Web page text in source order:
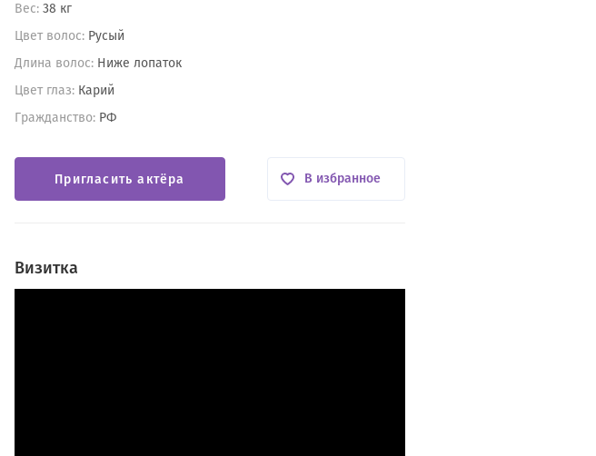
Вес: 38 кг
Цвет волос: Русый
Длина волос: Ниже лопаток
Цвет глаз: Карий
Гражданство: РФ
Пригласить актёра В избранное
Визитка